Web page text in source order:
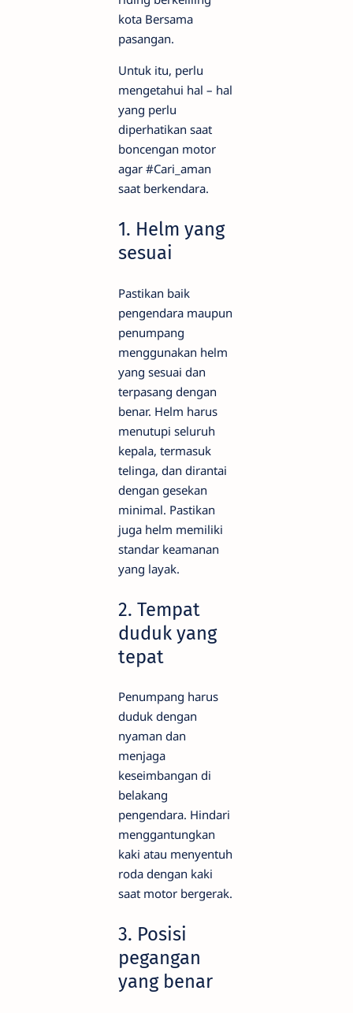
kota Bersama
pasangan.
Untuk itu, perlu
mengetahui hal – hal
yang perlu
diperhatikan saat
boncengan motor
agar #Cari_aman
saat berkendara.
1. Helm yang
sesuai
Pastikan baik
pengendara maupun
penumpang
menggunakan helm
yang sesuai dan
terpasang dengan
benar. Helm harus
menutupi seluruh
kepala, termasuk
telinga, dan dirantai
dengan gesekan
minimal. Pastikan
juga helm memiliki
standar keamanan
yang layak.
2. Tempat
duduk yang
tepat
Penumpang harus
duduk dengan
nyaman dan
menjaga
keseimbangan di
belakang
pengendara. Hindari
menggantungkan
kaki atau menyentuh
roda dengan kaki
saat motor bergerak.
3. Posisi
pegangan
yang benar